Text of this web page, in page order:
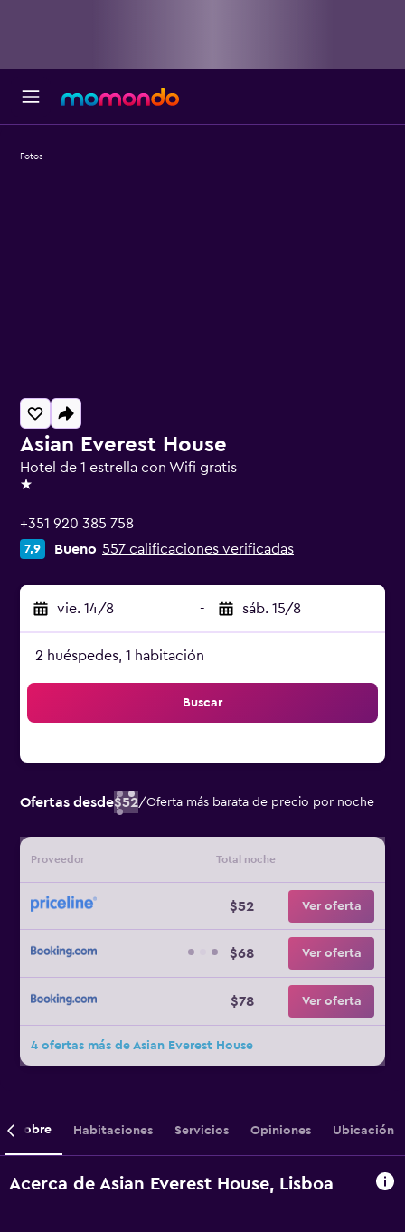
Asian Everest House
Hotel de 1 estrella con Wifi gratis
1 estrella
+351 920 385 758
7,9 Bueno 557 calificaciones verificadas
vie. 14/8 - sáb. 15/8
2 huéspedes, 1 habitación
Buscar
Ofertas desde$52/Oferta más barata de precio por noche
Proveedor Total noche
$52 Ver oferta
$68 Ver oferta
$78 Ver oferta
4 ofertas más de Asian Everest House
Fotos
Sobre Habitaciones Servicios Opiniones Ubicación
Acerca de Asian Everest House, Lisboa